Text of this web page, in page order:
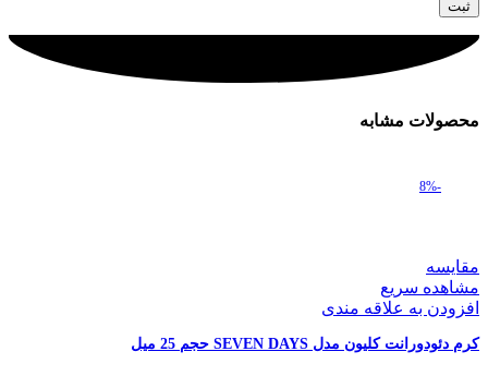
محصولات مشابه
-8%
مقایسه
مشاهده سریع
افزودن به علاقه مندی
کرم دئودورانت کلیون مدل SEVEN DAYS حجم 25 میل